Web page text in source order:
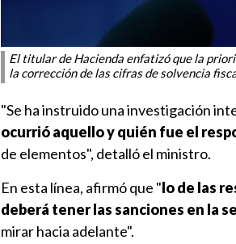
El titular de Hacienda enfatizó que la
la corrección de las cifras de solvencia
"Se ha instruido una investigación
ocurrió aquello y quién fue el
de elementos", detalló el ministro.
En esta línea, afirmó que "lo de las
deberá tener las sanciones en la
mirar hacia adelante".